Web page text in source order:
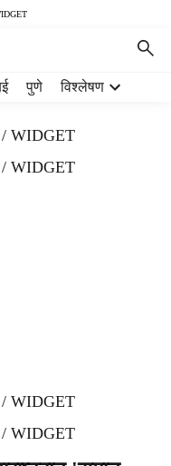
पुणे विश्लेषण
WIDGET
WIDGET
WIDGET
WIDGET